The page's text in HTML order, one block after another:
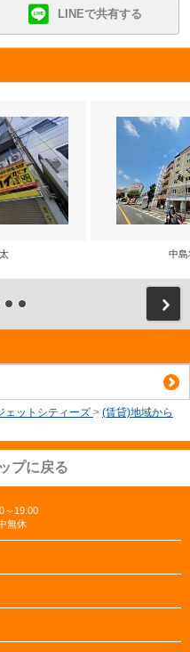
LINEで共有する
中島
ェットシティーズ > (賃貸)地域から
プに戻る
～19:00
無休